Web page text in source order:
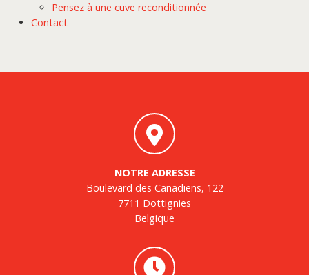
Pensez à une cuve reconditionnée
Contact
NOTRE ADRESSE
Boulevard des Canadiens, 122
7711 Dottignies
Belgique